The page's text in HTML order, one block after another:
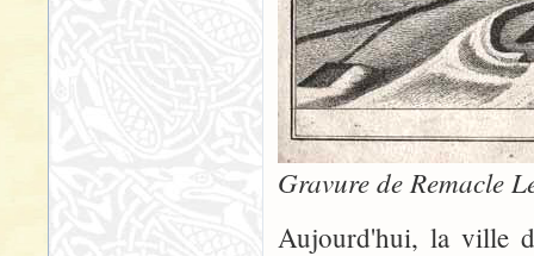
Gravure de Remacle
Aujourd'hui, la ville